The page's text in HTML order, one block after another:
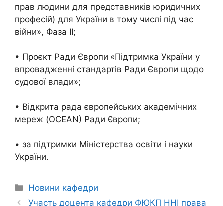
прав людини для представників юридичних
професій) для України в тому числі під час
війни», Фаза ІІ;
• Проєкт Ради Європи «Підтримка України у
впровадженні стандартів Ради Європи щодо
судової влади»;
• Відкрита рада європейських академічних
мереж (OCEAN) Ради Європи;
• за підтримки Міністерства освіти і науки
України.
Новини кафедри
Участь доцента кафедри ФЮКП ННІ права